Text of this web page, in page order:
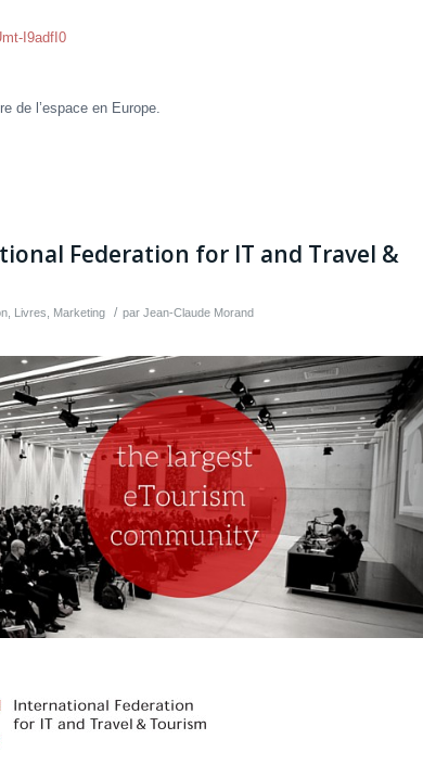
I9adfI0
de l’espace en Europe.
Federation for IT and Travel &
Livres Marketing / par Jean-Claude Morand